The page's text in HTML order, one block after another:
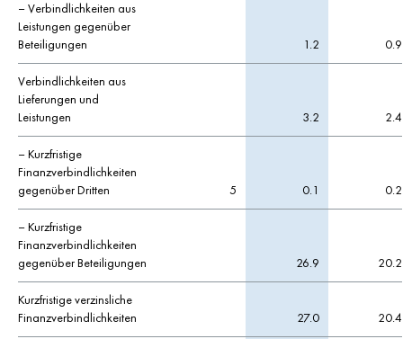
– Verbindlichkeiten aus
Leistungen gegenüber
Beteiligungen
1.2 0.9
Verbindlichkeiten aus
Lieferungen und
Leistungen
3.2 2.4
– Kurzfristige
Finanzverbindlichkeiten
gegenüber Dritten
5 0.1 0.2
– Kurzfristige
Finanzverbindlichkeiten
gegenüber Beteiligungen
26.9 20.2
Kurzfristige verzinsliche
Finanzverbindlichkeiten
27.0 20.4